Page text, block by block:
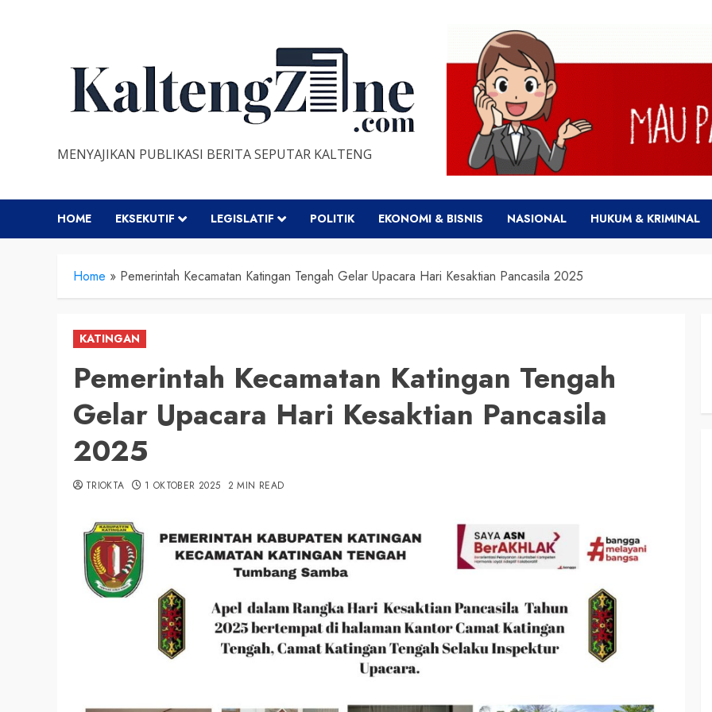
MENYAJIKAN PUBLIKASI BERITA SEPUTAR KALTENG
HOME EKSEKUTIF LEGISLATIF POLITIK EKONOMI & BISNIS NASIONAL HUKUM & KRIMINAL
Home » Pemerintah Kecamatan Katingan Tengah Gelar Upacara Hari Kesaktian Pancasila 2025
KATINGAN
Pemerintah Kecamatan Katingan Tengah
Gelar Upacara Hari Kesaktian Pancasila
2025
TRIOKTA 1 OKTOBER 2025 2 MIN READ